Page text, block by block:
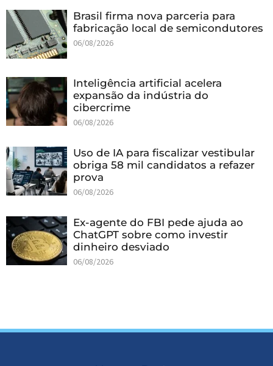
Brasil firma nova parceria para
fabricação local de semicondutores
06/08/2026
Inteligência artificial acelera
expansão da indústria do
cibercrime
06/08/2026
Uso de IA para fiscalizar vestibular
obriga 58 mil candidatos a refazer
prova
06/08/2026
Ex-agente do FBI pede ajuda ao
ChatGPT sobre como investir
dinheiro desviado
06/08/2026